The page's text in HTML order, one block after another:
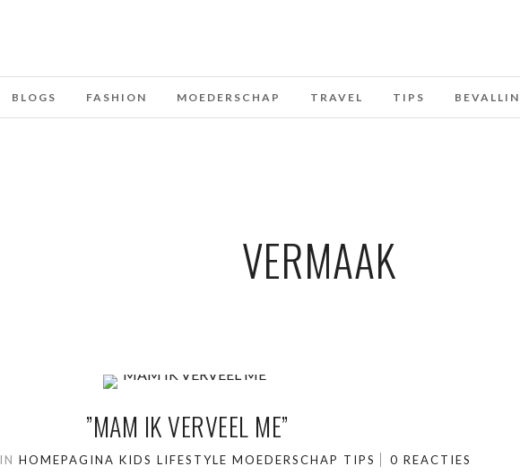
BLOGS FASHION MOEDERSCHAP TRAVEL TIPS
VERMAAK
”MAM IK VERVEEL ME”
INHOMEPAGINA KIDS LIFESTYLE MOEDERSCHAP TIPS 0 REACTIES